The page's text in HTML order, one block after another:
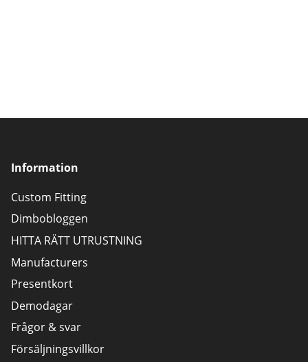
Information
Custom Fitting
Dimbobloggen
HITTA RÄTT UTRUSTNING
Manufacturers
Presentkort
Demodagar
Frågor & svar
Försäljningsvillkor